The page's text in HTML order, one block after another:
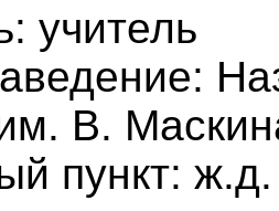
учитель
В.
пункт: